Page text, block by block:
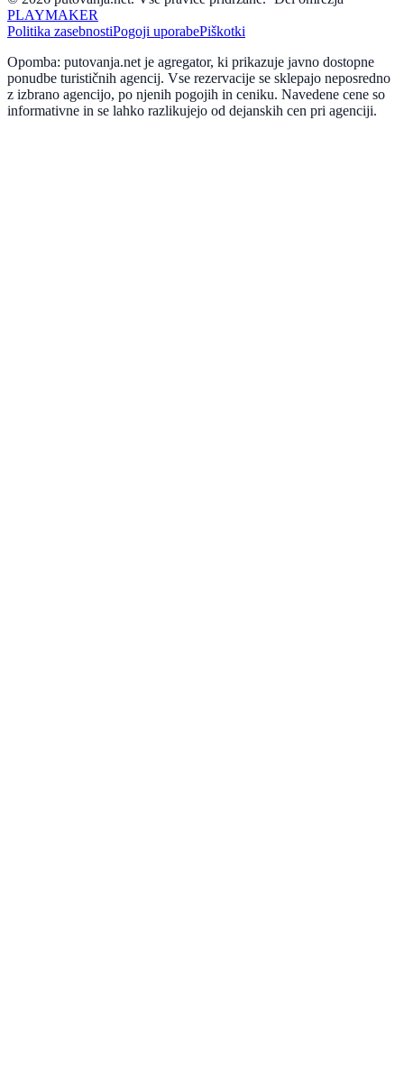
PLAYMAKER
Politika zasebnostiPogoji uporabePiškotki
Opomba: putovanja.net je agregator, ki prikazuje javno dostopne
ponudbe turističnih agencij. Vse rezervacije se sklepajo neposredno
z izbrano agencijo, po njenih pogojih in ceniku. Navedene cene so
informativne in se lahko razlikujejo od dejanskih cen pri agenciji.